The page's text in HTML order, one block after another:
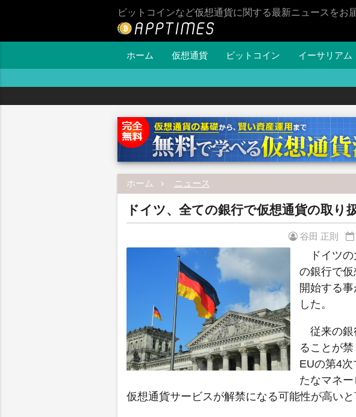
ビットコインなど仮想通貨に関する最新ニュースをお
ホーム 仮想通貨 ビットコイン イーサリアム
ホーム ニュース
ドイツ、全ての銀行で仮想通貨の取り
谷田 正則
ドイツ
の銀行で
開始する
した。
従来の
ることが
EUの第4
たなマネ
仮想通貨サービスが解禁になる可能性が高いと